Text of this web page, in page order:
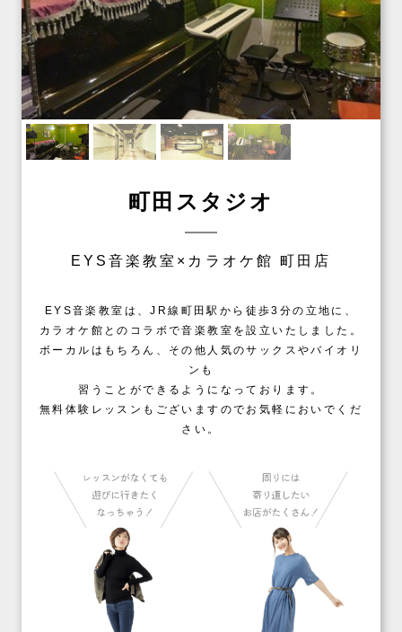
町田スタジオ
EYS音楽教室×カラオケ館 町田店
EYS音楽教室は、JR線町田駅から徒歩3分の立地に、
カラオケ館とのコラボで音楽教室を設立いたしました。
ボーカルはもちろん、その他人気のサックスやバイオリ
ンも
習うことができるようになっております。
無料体験レッスンもございますのでお気軽においでくだ
さい。